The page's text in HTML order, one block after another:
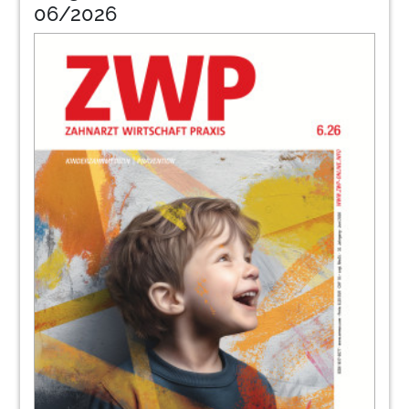
38Optimieren Sie Ihr Onlinemarketing
Christoph Sander
DMG
40
Keine Aufteilung der Kosten für ein
häusliches Arbeitszimmer
Dipl.-Wirtsch.-Ing. Eyk Nowak
42Implantatfreilegung – den Eingriff
sorgfältig dokumentieren
Judith Kressebuch
44Überschreiten des Schwellenwertes in der
Beihilfe
Dr. Dr. Alexander Raff
06/2026